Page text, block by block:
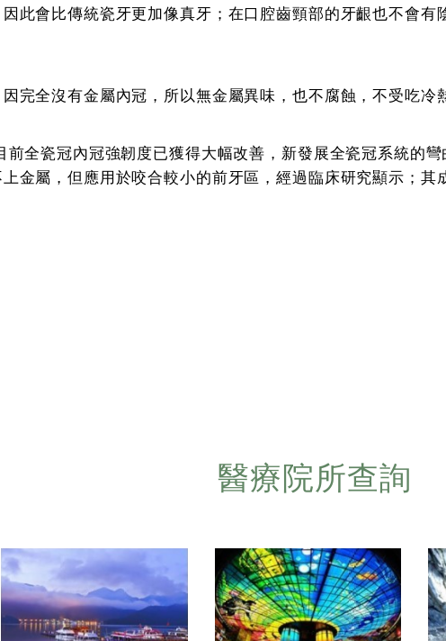
此會比傳統瓷牙更加像真牙；在口腔齒頸部的牙齦也不會有
完全沒有金屬內冠，所以無金屬異味，也不腐蝕，不受吃冷
前全瓷冠內冠強韌度已獲得大幅改善，新發展全瓷冠系統的
金屬，但應用於咬合較小的前牙區，經過臨床研究顯示；其
醫療院所查詢